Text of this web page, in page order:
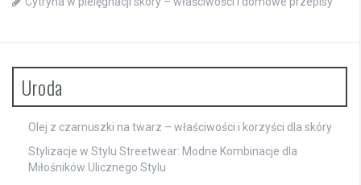
Uroda
Olej z czarnuszki na twarz – właściwości i korzyści dla skóry
Stylizacje w Stylu Streetwear: Modne Kombinacje dla
Miłośników Ulicznego Stylu